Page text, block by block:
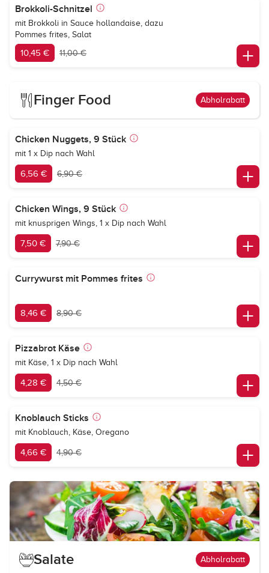
Brokkoli-Schnitzel
mit Brokkoli in Sauce hollandaise, dazu
Pommes frites, Salat
10,45 € 11,00 €
Finger Food Abholrabatt
Chicken Nuggets, 9 Stück
mit 1 x Dip nach Wahl
6,56 € 6,90 €
Chicken Wings, 9 Stück
mit knusprigen Wings, 1 x Dip nach Wahl
7,50 € 7,90 €
Currywurst mit Pommes frites
8,46 € 8,90 €
Pizzabrot Käse
mit Käse, 1 x Dip nach Wahl
4,28 € 4,50 €
Knoblauch Sticks
mit Knoblauch, Käse, Oregano
4,66 € 4,90 €
Salate Abholrabatt